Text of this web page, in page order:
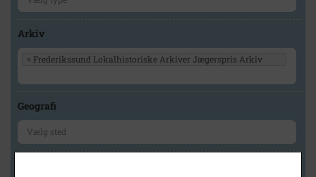
Arkiv
× Frederikssund Lokalhistoriske Arkiver Jægerspris Arkiv
Geografi